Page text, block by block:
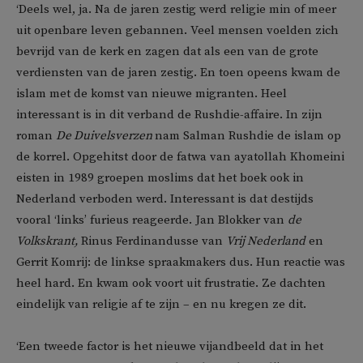
‘Deels wel, ja. Na de jaren zestig werd religie min of meer
uit openbare leven gebannen. Veel mensen voelden zich
bevrijd van de kerk en zagen dat als een van de grote
verdiensten van de jaren zestig. En toen opeens kwam de
islam met de komst van nieuwe migranten. Heel
interessant is in dit verband de Rushdie-affaire. In zijn
roman De Duivelsverzennam Salman Rushdie de islam op
de korrel. Opgehitst door de fatwa van ayatollah Khomeini
eisten in 1989 groepen moslims dat het boek ook in
Nederland verboden werd. Interessant is dat destijds
vooral ‘links’ furieus reageerde. Jan Blokker van de
Volkskrant, Rinus Ferdinandusse van Vrij Nederlanden
Gerrit Komrij: de linkse spraakmakers dus. Hun reactie was
heel hard. En kwam ook voort uit frustratie. Ze dachten
eindelijk van religie af te zijn – en nu kregen ze dit.
‘Een tweede factor is het nieuwe vijandbeeld dat in het